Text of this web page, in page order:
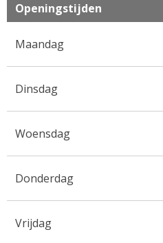
Openingstijden
Maandag
Dinsdag
Woensdag
Donderdag
Vrijdag